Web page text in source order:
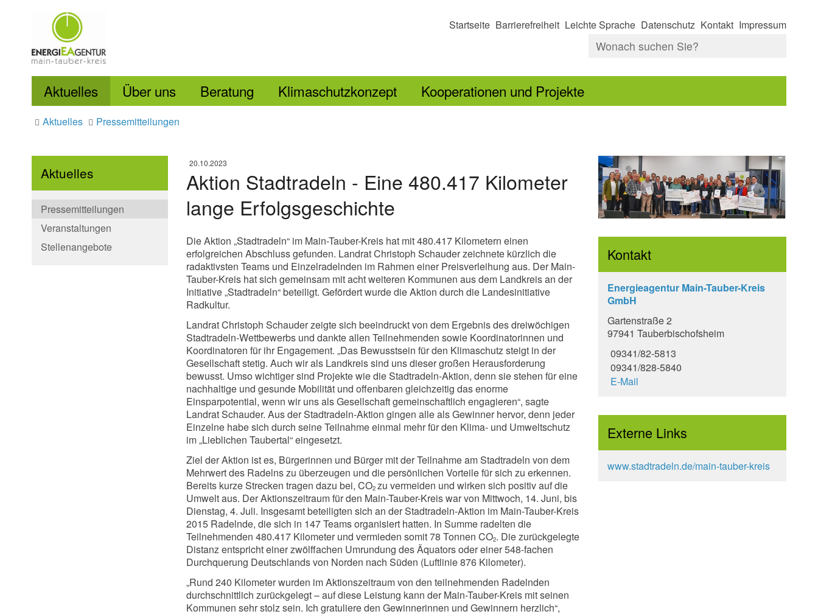
Startseite Barrierefreiheit Leichte Sprache Datenschutz Kontakt Impressum
Aktuelles Über uns Beratung Klimaschutzkonzept Kooperationen und Projekte
Aktuelles Pressemitteilungen
Aktuelles
Pressemitteilungen
Veranstaltungen
Stellenangebote
20.10.2023
Aktion Stadtradeln - Eine 480.417 Kilometer
lange Erfolgsgeschichte
Die Aktion „Stadtradeln“ im Main-Tauber-Kreis hat mit 480.417 Kilometern einen
erfolgreichen Abschluss gefunden. Landrat Christoph Schauder zeichnete kürzlich die
radaktivsten Teams und Einzelradelnden im Rahmen einer Preisverleihung aus. Der Main-
Tauber-Kreis hat sich gemeinsam mit acht weiteren Kommunen aus dem Landkreis an der
Initiative „Stadtradeln“ beteiligt. Gefördert wurde die Aktion durch die Landesinitiative
Radkultur.
Landrat Christoph Schauder zeigte sich beeindruckt von dem Ergebnis des dreiwöchigen
Stadtradeln-Wettbewerbs und dankte allen Teilnehmenden sowie Koordinatorinnen und
Koordinatoren für ihr Engagement. „Das Bewusstsein für den Klimaschutz steigt in der
Gesellschaft stetig. Auch wir als Landkreis sind uns dieser großen Herausforderung
bewusst. Umso wichtiger sind Projekte wie die Stadtradeln-Aktion, denn sie stehen für eine
nachhaltige und gesunde Mobilität und offenbaren gleichzeitig das enorme
Einsparpotential, wenn wir uns als Gesellschaft gemeinschaftlich engagieren“, sagte
Landrat Schauder. Aus der Stadtradeln-Aktion gingen alle als Gewinner hervor, denn jeder
Einzelne habe sich durch seine Teilnahme einmal mehr für den Klima- und Umweltschutz
im „Lieblichen Taubertal“ eingesetzt.
Ziel der Aktion ist es, Bürgerinnen und Bürger mit der Teilnahme am Stadtradeln von dem
Mehrwert des Radelns zu überzeugen und die persönlichen Vorteile für sich zu erkennen.
Bereits kurze Strecken tragen dazu bei, CO2 zu vermeiden und wirken sich positiv auf die
Umwelt aus. Der Aktionszeitraum für den Main-Tauber-Kreis war von Mittwoch, 14. Juni, bis
Dienstag, 4. Juli. Insgesamt beteiligten sich an der Stadtradeln-Aktion im Main-Tauber-Kreis
2015 Radelnde, die sich in 147 Teams organisiert hatten. In Summe radelten die
Teilnehmenden 480.417 Kilometer und vermieden somit 78 Tonnen CO2. Die zurückgelegte
Distanz entspricht einer zwölffachen Umrundung des Äquators oder einer 548-fachen
Durchquerung Deutschlands von Norden nach Süden (Luftlinie 876 Kilometer).
„Rund 240 Kilometer wurden im Aktionszeitraum von den teilnehmenden Radelnden
durchschnittlich zurückgelegt – auf diese Leistung kann der Main-Tauber-Kreis mit seinen
Kommunen sehr stolz sein. Ich gratuliere den Gewinnerinnen und Gewinnern herzlich“,
Kontakt
Energieagentur Main-Tauber-Kreis
GmbH
Gartenstraße 2
97941 Tauberbischofsheim
09341/82-5813
09341/828-5840
E-Mail
Externe Links
www.stadtradeln.de/main-tauber-kreis